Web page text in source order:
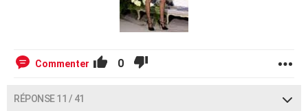
Commenter 0
RÉPONSE 11 / 41